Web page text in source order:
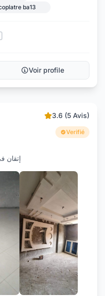
ba13
Voir profile
3.6 (5 Avis)
Verifié
إتقان